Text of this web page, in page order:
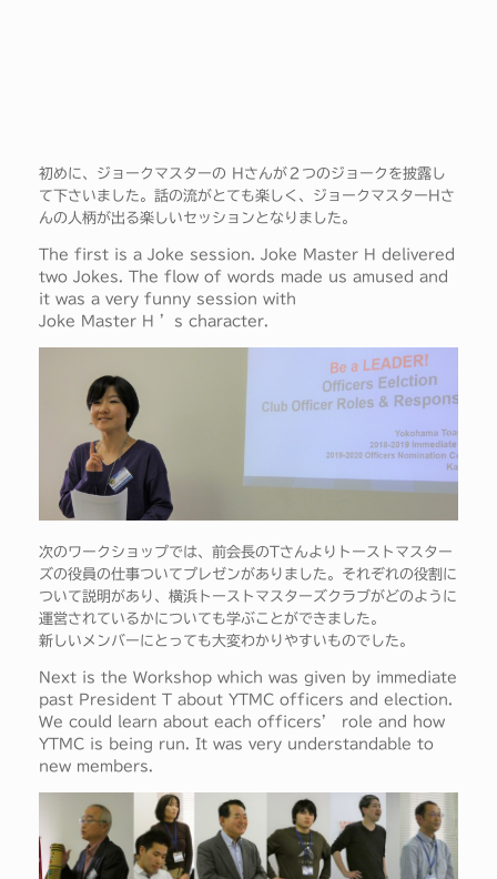
初めに、ジョークマスターの Hさんが２つのジョークを披露し
て下さいました。話の流がとても楽しく、ジョークマスターHさ
んの人柄が出る楽しいセッションとなりました。
The first is a Joke session. Joke Master H delivered
two Jokes. The flow of words made us amused and
it was a very funny session with
Joke Master H ’s character.
次のワークショップでは、前会長のTさんよりトーストマスター
ズの役員の仕事ついてプレゼンがありました。それぞれの役割に
ついて説明があり、横浜トーストマスターズクラブがどのように
運営されているかについても学ぶことができました。
新しいメンバーにとっても大変わかりやすいものでした。
Next is the Workshop which was given by immediate
past President T about YTMC officers and election.
We could learn about each officers’ role and how
YTMC is being run. It was very understandable to
new members.